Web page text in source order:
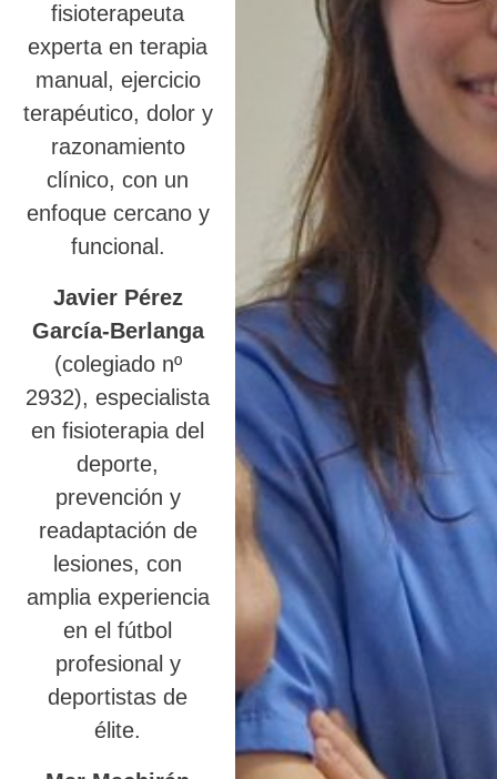
fisioterapeuta
experta en terapia
manual, ejercicio
terapéutico, dolor y
razonamiento
clínico, con un
enfoque cercano y
funcional.
Javier Pérez
García-Berlanga
(colegiado nº
2932), especialista
en fisioterapia del
deporte,
prevención y
readaptación de
lesiones, con
amplia experiencia
en el fútbol
profesional y
deportistas de
élite.